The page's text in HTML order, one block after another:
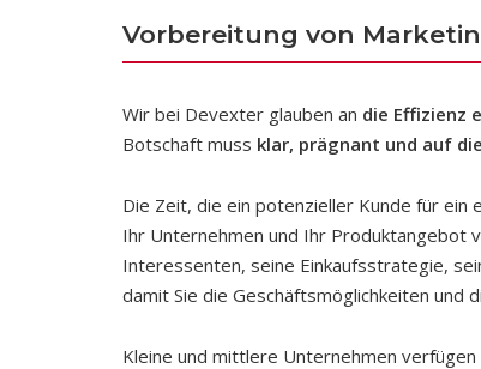
Vorbereitung von
Wir bei Devexter glauben an die Effizienz
Botschaft muss klar, prägnant und auf
Die Zeit, die ein potenzieller Kunde für ein
Ihr Unternehmen und Ihr Produktangebot
Interessenten, seine Einkaufsstrategie,
damit Sie die Geschäftsmöglichkeiten und
Kleine und mittlere Unternehmen